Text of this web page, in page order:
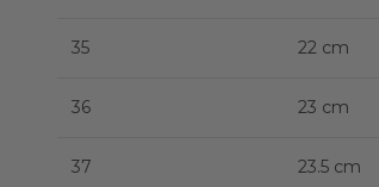
35 22 cm
36 23 cm
37 23.5 cm